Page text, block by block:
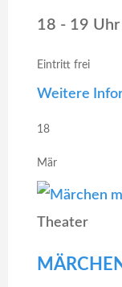
18 - 19 Uhr
Eintritt frei
Weitere
18
Mär
Theater